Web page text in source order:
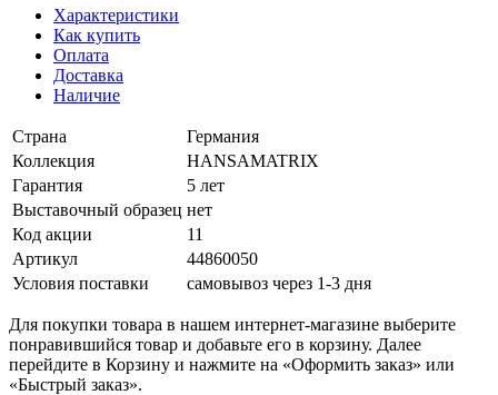
Характеристики
Как купить
Оплата
Доставка
Наличие
Страна
Германия
Коллекция
HANSAMATRIX
Гарантия
5 лет
Выставочный образец нет
Код акции
11
Артикул
44860050
Условия поставки
самовывоз через 1-3 дня
Для покупки товара в нашем интернет-магазине выберите
понравившийся товар и добавьте его в корзину. Далее
перейдите в Корзину и нажмите на «Оформить заказ» или
«Быстрый заказ».